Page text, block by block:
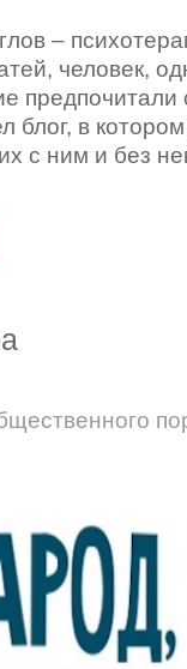
–
человек,
в
с ним и без